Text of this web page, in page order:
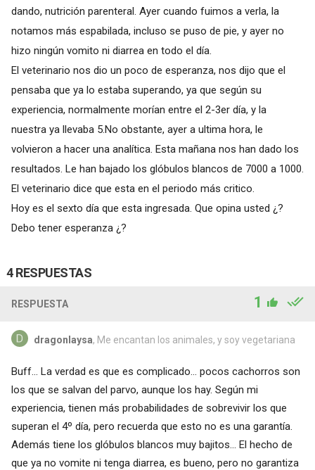
dando, nutrición parenteral. Ayer cuando fuimos a verla, la
notamos más espabilada, incluso se puso de pie, y ayer no
hizo ningún vomito ni diarrea en todo el día.
El veterinario nos dio un poco de esperanza, nos dijo que el
pensaba que ya lo estaba superando, ya que según su
experiencia, normalmente morían entre el 2-3er día, y la
nuestra ya llevaba 5.No obstante, ayer a ultima hora, le
volvieron a hacer una analítica. Esta mañana nos han dado los
resultados. Le han bajado los glóbulos blancos de 7000 a 1000.
El veterinario dice que esta en el periodo más critico.
Hoy es el sexto día que esta ingresada. Que opina usted ¿?
Debo tener esperanza ¿?
4 RESPUESTAS
RESPUESTA 1
dragonlaysa, Me encantan los animales, y soy vegetariana
Buff... La verdad es que es complicado... pocos cachorros son
los que se salvan del parvo, aunque los hay. Según mi
experiencia, tienen más probabilidades de sobrevivir los que
superan el 4º día, pero recuerda que esto no es una garantía.
Además tiene los glóbulos blancos muy bajitos... El hecho de
que ya no vomite ni tenga diarrea, es bueno, pero no garantiza